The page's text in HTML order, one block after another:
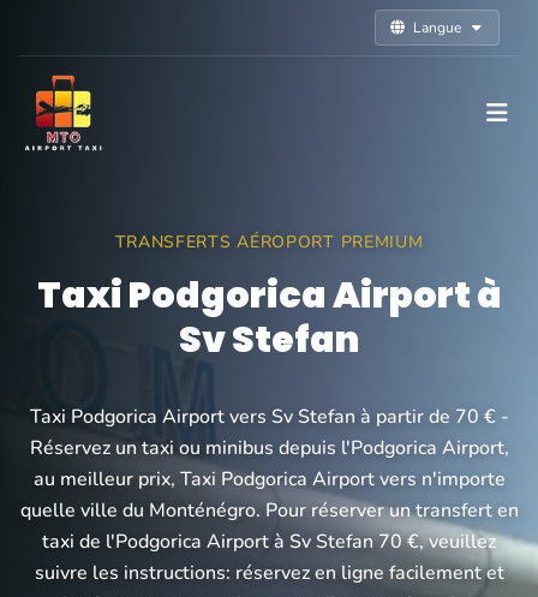
Langue
TRANSFERTS AÉROPORT PREMIUM
Taxi Podgorica Airport à
Sv Stefan
Taxi Podgorica Airport vers Sv Stefan à partir de 70 € -
Réservez un taxi ou minibus depuis l'Podgorica Airport,
au meilleur prix, Taxi Podgorica Airport vers n'importe
quelle ville du Monténégro. Pour réserver un transfert en
taxi de l'Podgorica Airport à Sv Stefan 70 €, veuillez
suivre les instructions: réservez en ligne facilement et